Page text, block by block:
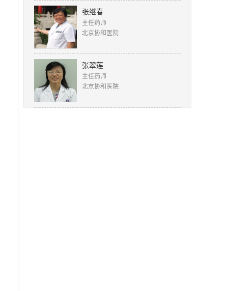
张继春
主任药师
北京协和医院
张翠莲
主任药师
北京协和医院